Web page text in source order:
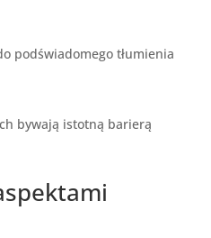
podświadomego tłumienia
bywają istotną barierą